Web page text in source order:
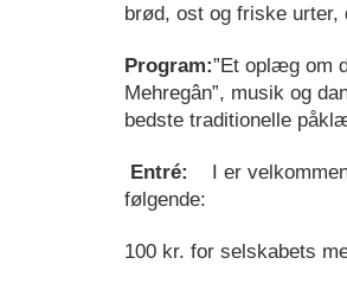
brød, ost og friske
Program:”Et oplæg om
Mehregân”, musik og
bedste traditionelle
Entré: I er
følgende:
100 kr. for selskabets